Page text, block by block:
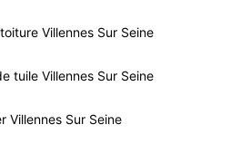
Villennes Sur Seine
tuile Villennes Sur Seine
Villennes Sur Seine